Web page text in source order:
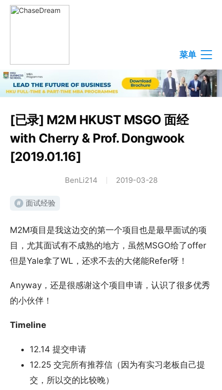
菜单
[已录] M2M HKUST MSGO 面经
with Cherry & Prof. Dongwook
[2019.01.16]
BenLi214 2019-03-28
# 面试经验
M2M项目是我这边交的第一个项目也是最早面试的项
目，尤其面试有不成熟的地方，虽然MSGO给了offer
但是Yale拿了WL，还求不去的大佬能Refer呀！
Anyway，还是很感谢这个项目申请，认识了很多优秀
的小伙伴！
Timeline
12.14 提交申请
12.25 交完所有推荐信（因为有实习老板自己提
交，所以交的比较晚）